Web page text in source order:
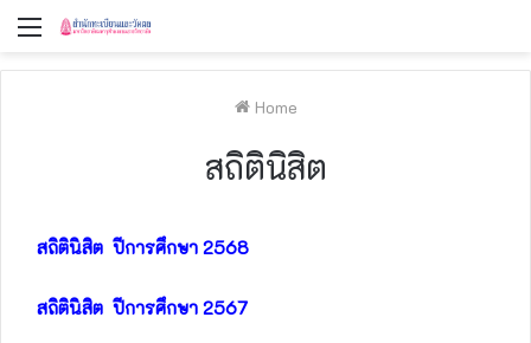
Menu
Home
สถิตินิสิต
สถิตินิสิต ปีการศึกษา​ 2568
สถิตินิสิต ปีการศึกษา​ 2567